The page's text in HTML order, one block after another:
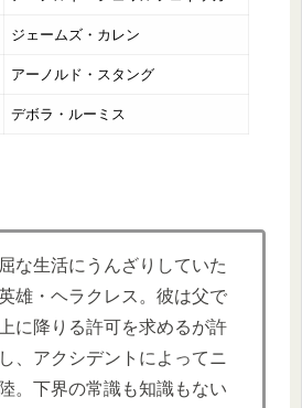
ジェームズ・カレン
アーノルド・スタング
デボラ・ルーミス
な生活にうんざりしていた
雄・ヘラクレス。彼は父で
に降りる許可を求めるが許
、アクシデントによってニ
。下界の常識も知識もない